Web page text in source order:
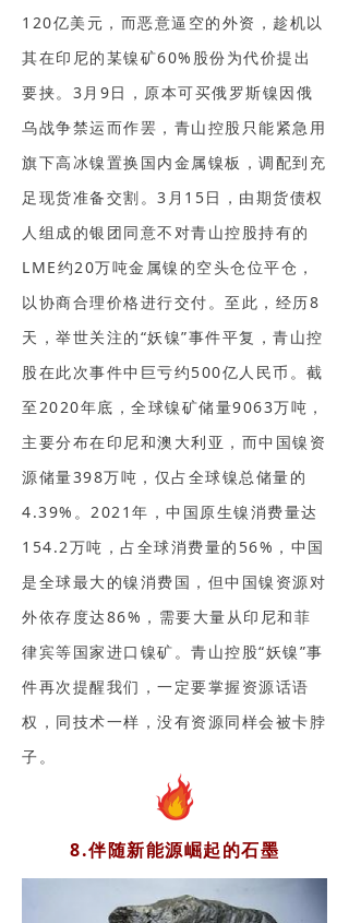
120亿美元，而恶意逼空的外资，趁机以
其在印尼的某镍矿60%股份为代价提出
要挟。3月9日，原本可买俄罗斯镍因俄
乌战争禁运而作罢，青山控股只能紧急用
旗下高冰镍置换国内金属镍板，调配到充
足现货准备交割。3月15日，由期货债权
人组成的银团同意不对青山控股持有的
LME约20万吨金属镍的空头仓位平仓，
以协商合理价格进行交付。至此，经历8
天，举世关注的“妖镍”事件平复，青山控
股在此次事件中巨亏约500亿人民币。截
至2020年底，全球镍矿储量9063万吨，
主要分布在印尼和澳大利亚，而中国镍资
源储量398万吨，仅占全球镍总储量的
4.39%。2021年，中国原生镍消费量达
154.2万吨，占全球消费量的56%，中国
是全球最大的镍消费国，但中国镍资源对
外依存度达86%，需要大量从印尼和菲
律宾等国家进口镍矿。青山控股“妖镍”事
件再次提醒我们，一定要掌握资源话语
权，同技术一样，没有资源同样会被卡脖
子。
8.伴随新能源崛起的石墨